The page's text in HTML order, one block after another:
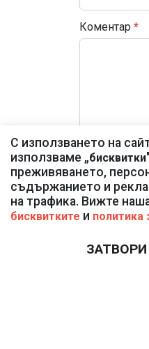
Коментар *
С използването на
използваме „бисквитки
преживяването,
съдържанието и
на трафика. Вижте
бисквитките и политика
ЗАТВОРИ